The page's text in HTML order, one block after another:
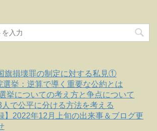
旗損壊罪の制定に対する私見①
選挙：逆算で導く重要な公約とは
挙についての考え方と争点について
で公平に分ける方法を考える
】2022年12月上旬の出来事＆ブログ更